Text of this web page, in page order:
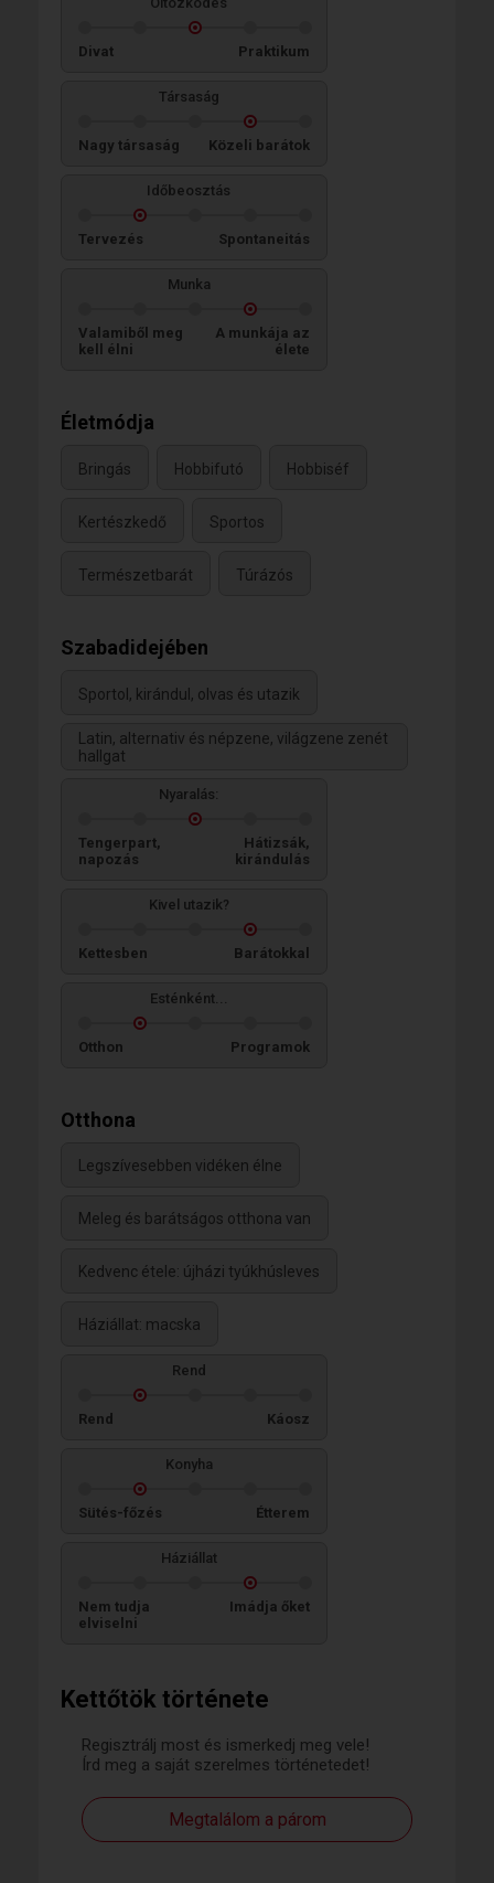
Kettőtök története
Regisztrálj most és ismerkedj meg vele!
Írd meg a saját szerelmes történetedet!
Megtalálom a párom
Divat Praktikum
Társaság
Nagy társaság Közeli barátok
Időbeosztás
Tervezés Spontaneitás
Munka
Valamiből meg
kell élni
A munkája az
élete
Életmódja
Bringás Hobbifutó Hobbiséf
Kertészkedő Sportos
Természetbarát Túrázós
Szabadidejében
Sportol, kirándul, olvas és utazik
Latin, alternativ és népzene, világzene zenét
hallgat
Nyaralás:
Tengerpart,
napozás
Hátizsák,
kirándulás
Kivel utazik?
Kettesben Barátokkal
Esténként...
Otthon Programok
Otthona
Legszívesebben vidéken élne
Meleg és barátságos otthona van
Kedvenc étele: újházi tyúkhúsleves
Háziállat: macska
Rend
Rend Káosz
Konyha
Sütés-főzés Étterem
Háziállat
Nem tudja
elviselni
Imádja őket